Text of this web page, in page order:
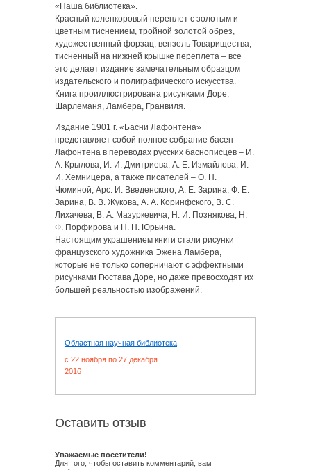
«Наша библиотека».
Красный коленкоровый переплет с золотым и
цветным тиснением, тройной золотой обрез,
художественный форзац, вензель Товарищества,
тисненный на нижней крышке переплета – все
это делает издание замечательным образцом
издательского и полиграфического искусства.
Книга проиллюстрирована рисунками Доре,
Шарлеманя, Ламбера, Гранвиля.
Издание 1901 г. «Басни Лафонтена»
представляет собой полное собрание басен
Лафонтена в переводах русских баснописцев – И.
А. Крылова, И. И. Дмитриева, А. Е. Измайлова, И.
И. Хемницера, а также писателей – О. Н.
Чюминой, Арс. И. Введенского, А. Е. Зарина, Ф. Е.
Зарина, В. В. Жукова, А. А. Коринфского, В. С.
Лихачева, В. А. Мазуркевича, Н. И. Познякова, Н.
Ф. Порфирова и Н. Н. Юрьина.
Настоящим украшением книги стали рисунки
французского художника Эжена Ламбера,
которые не только соперничают с эффектными
рисунками Гюстава Доре, но даже превосходят их
большей реальностью изображений.
Областная научная библиотека
c 22 ноября по 27 декабря
2016
Оставить отзыв
Уважаемые посетители!
Для того, чтобы оставить комментарий, вам